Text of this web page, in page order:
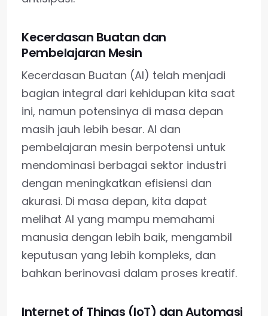
Kecerdasan Buatan dan
Pembelajaran Mesin
Kecerdasan Buatan (AI) telah menjadi
bagian integral dari kehidupan kita saat
ini, namun potensinya di masa depan
masih jauh lebih besar. AI dan
pembelajaran mesin berpotensi untuk
mendominasi berbagai sektor industri
dengan meningkatkan efisiensi dan
akurasi. Di masa depan, kita dapat
melihat AI yang mampu memahami
manusia dengan lebih baik, mengambil
keputusan yang lebih kompleks, dan
bahkan berinovasi dalam proses kreatif.
Internet of Things (IoT) dan Automasi